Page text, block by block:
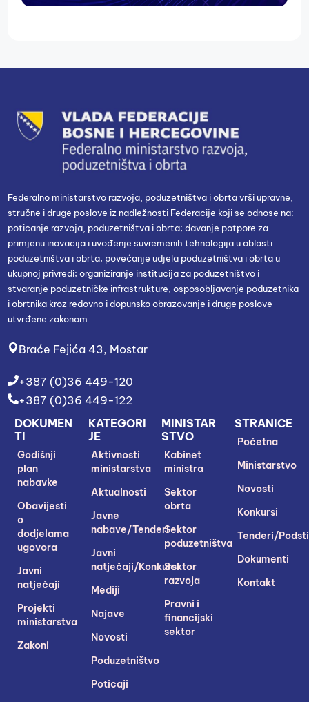
Federalno ministarstvo razvoja, poduzetništva i obrta vrši upravne,
stručne i druge poslove iz nadležnosti Federacije koji se odnose na:
poticanje razvoja, poduzetništva i obrta; davanje potpore za
primjenu inovacija i uvođenje suvremenih tehnologija u oblasti
poduzetništva i obrta; povećanje udjela poduzetništva i obrta u
ukupnoj privredi; organiziranje institucija za poduzetništvo i
stvaranje poduzetničke infrastrukture, osposobljavanje poduzetnika
i obrtnika kroz redovno i dopunsko obrazovanje i druge poslove
utvrđene zakonom.
Braće Fejića 43, Mostar
+387 (0)36 449-120
+387 (0)36 449-122
STRANICE
Početna
Ministarstvo
Novosti
Konkursi
Tenderi/
Dokumenti
Kontakt
MINISTAR
STVO
Kabinet
ministra
Sektor
obrta
Sektor
poduzetništva
Sektor
razvoja
Pravni i
financijski
sektor
KATEGORI
JE
Aktivnosti
ministarstva
Aktualnosti
Javne
nabave/Tenderi
Javni
natječaji/Konkursi
Mediji
Najave
Novosti
Poduzetništvo
Poticaji
DOKUMEN
TI
Godišnji
plan
nabavke
Obavijesti
o
dodjelama
ugovora
Javni
natječaji
Projekti
ministarstva
Zakoni